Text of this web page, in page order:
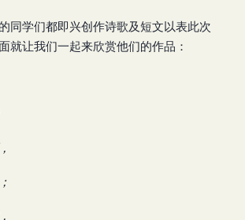
同学们都即兴创作诗歌及短文以表此次
就让我们一起来欣赏他们的作品：